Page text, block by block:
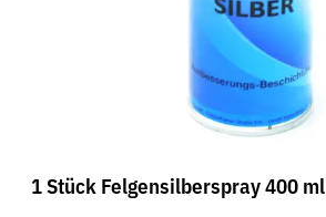
1 Stück Felgensilberspray 400 ml